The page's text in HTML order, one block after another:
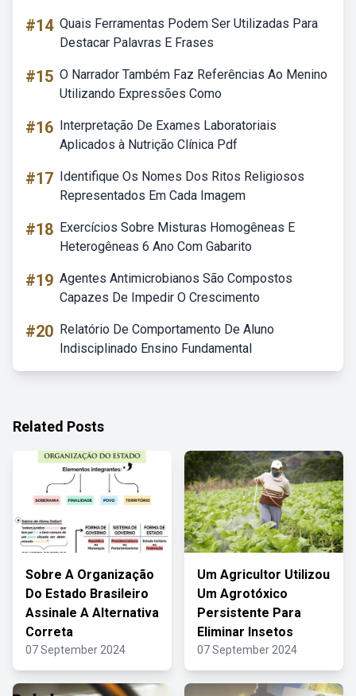
#14 Quais Ferramentas Podem Ser Utilizadas Para
Destacar Palavras E Frases
#15 O Narrador Também Faz Referências Ao Menino
Utilizando Expressões Como
#16 Interpretação De Exames Laboratoriais
Aplicados à Nutrição Clínica Pdf
#17 Identifique Os Nomes Dos Ritos Religiosos
Representados Em Cada Imagem
#18 Exercícios Sobre Misturas Homogêneas E
Heterogêneas 6 Ano Com Gabarito
#19 Agentes Antimicrobianos São Compostos
Capazes De Impedir O Crescimento
#20 Relatório De Comportamento De Aluno
Indisciplinado Ensino Fundamental
Related Posts
Sobre A Organização
Do Estado Brasileiro
Assinale A Alternativa
Correta
07 September 2024
Um Agricultor Utilizou
Um Agrotóxico
Persistente Para
Eliminar Insetos
07 September 2024